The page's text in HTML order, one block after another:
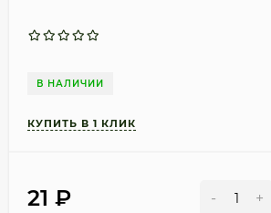
В НАЛИЧИИ
21 ₽ - +